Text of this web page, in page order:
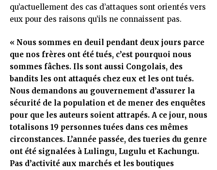
qu’actuellement des cas d’attaques sont orientés vers
eux pour des raisons qu’ils ne connaissent pas.
« Nous sommes en deuil pendant deux jours parce
que nos frères ont été tués, c’est pourquoi nous
sommes fâches. Ils sont aussi Congolais, des
bandits les ont attaqués chez eux et les ont tués.
Nous demandons au gouvernement d’assurer la
sécurité de la population et de mener des enquêtes
pour que les auteurs soient attrapés. A ce jour, nous
totalisons 19 personnes tuées dans ces mêmes
circonstances. L’année passée, des tueries du genre
ont été signalées à Lulingu, Lugulu et Kachungu.
Pas d’activité aux marchés et les boutiques